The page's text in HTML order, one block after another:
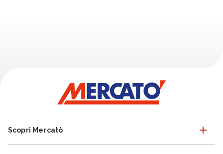
Scopri Mercatò